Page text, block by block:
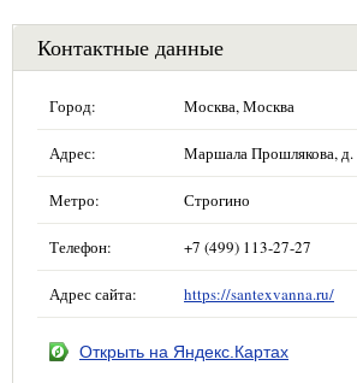
Контактные данные
Город: Москва, Москва
Адрес: Маршала Прошлякова, д.
Метро: Строгино
Телефон: +7 (499) 113-27-27
Адрес сайта: https://santexvanna.ru/
Открыть на Яндекс.Картах